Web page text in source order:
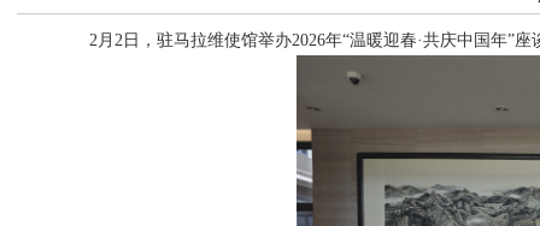
2月2日，驻马拉维使馆举办2026年“温暖迎春·共庆中国年”